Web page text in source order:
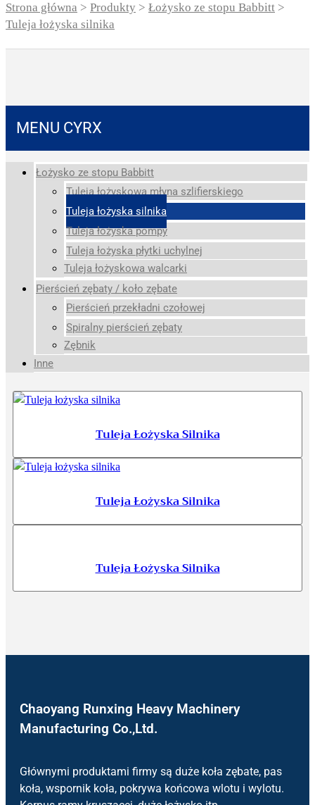
Strona główna > Produkty > Łożysko ze stopu Babbitt >
Tuleja łożyska silnika
MENU CYRX
Łożysko ze stopu Babbitt
Tuleja łożyskowa młyna szlifierskiego
Tuleja łożyska silnika
Tuleja łożyska pompy
Tuleja łożyska płytki uchylnej
Tuleja łożyskowa walcarki
Pierścień zębaty / koło zębate
Pierścień przekładni czołowej
Spiralny pierścień zębaty
Zębnik
Inne
Tuleja Łożyska Silnika
Tuleja Łożyska Silnika
Tuleja Łożyska Silnika
Chaoyang Runxing Heavy Machinery
Manufacturing Co.,Ltd.
Głównymi produktami firmy są duże koła zębate, pas
koła, wspornik koła, pokrywa końcowa wlotu i wylotu.